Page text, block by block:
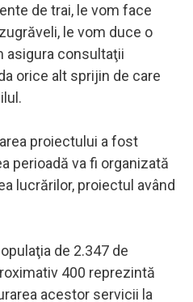
de trai, le vom face
le vom duce o
asigura consultaţii
orice alt sprijin de care
proiectului a fost
perioadă va fi organizată
lucrărilor, proiectul având
de 2.347 de
400 reprezintă
acestor servicii la